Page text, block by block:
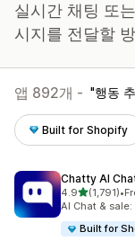
실시간 채팅 또
시지를 전달할
앱 892개 - 행동
Built for Shopify
Chatty AI
4.9별 5개 중
(1,791)
총 리뷰 1791개
•
AI Chat &
Built for